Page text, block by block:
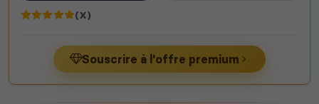
(X)
Souscrire à l'offre premium